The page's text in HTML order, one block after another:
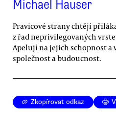
Michael Hauser
Pravicové strany chtějí
z řad neprivilegovaných
Apelují na jejich schopnost a
společnost a budoucnost.
Zkopírovat odkaz